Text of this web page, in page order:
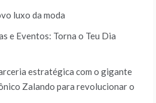
luxo da moda
e Eventos: Torna o Teu Dia
estratégica com o gigante
Zalando para revolucionar o